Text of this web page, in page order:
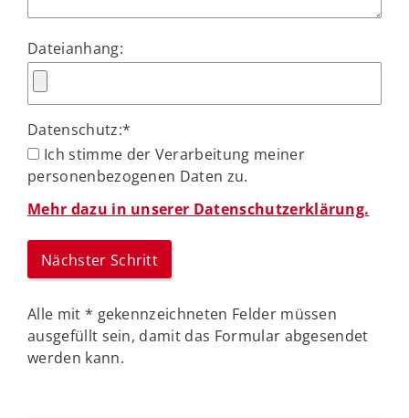
Dateianhang:
Datenschutz:*
Ich stimme der Verarbeitung meiner
personenbezogenen Daten zu.
Mehr dazu in unserer Datenschutzerklärung.
Alle mit * gekennzeichneten Felder müssen
ausgefüllt sein, damit das Formular abgesendet
werden kann.